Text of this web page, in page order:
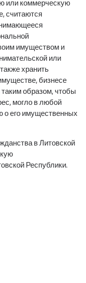
или коммерческую
считаются
имуществом и
или
хранить
бизнесе
образом, чтобы
могло в любой
его имущественных
в Литовской
Республики.